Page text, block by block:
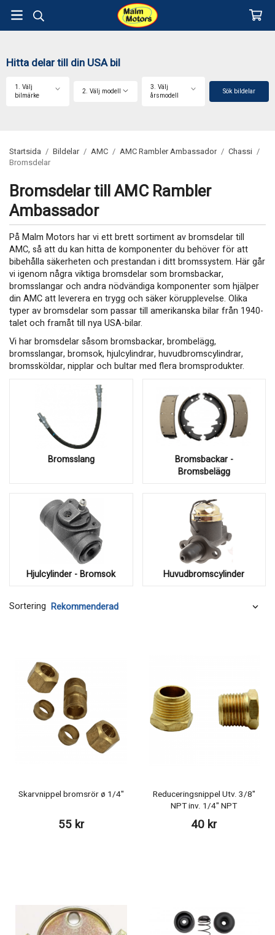
Hitta delar till din USA bil
1. Välj
bilmärke
2. Välj modell
3. Välj
årsmodell
Sök bildelar
Startsida / Bildelar / AMC / AMC Rambler Ambassador / Chassi /
Bromsdelar
Bromsdelar till AMC Rambler
Ambassador
På Malm Motors har vi ett brett sortiment av bromsdelar till
AMC, så att du kan hitta de komponenter du behöver för att
bibehålla säkerheten och prestandan i ditt bromssystem. Här går
vi igenom några viktiga bromsdelar som bromsbackar,
bromsslangar och andra nödvändiga komponenter som hjälper
din AMC att leverera en trygg och säker körupplevelse. Olika
typer av bromsdelar som passar till amerikanska bilar från 1940-
talet och framåt till nya USA-bilar.
Vi har bromsdelar såsom bromsbackar, brombelägg,
bromsslangar, bromsok, hjulcylindrar, huvudbromscylindrar,
bromssköldar, nipplar och bultar med flera bromsprodukter.
Bromsslang
Bromsbackar -
Bromsbelägg
Hjulcylinder - Bromsok Huvudbromscylinder
Sortering
Skarvnippel bromsrör ø 1/4"
55 kr
Reduceringsnippel Utv. 3/8"
NPT inv. 1/4" NPT
40 kr